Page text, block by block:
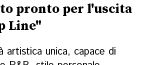
pronto per l'uscita
Line"
artistica unica, capace di